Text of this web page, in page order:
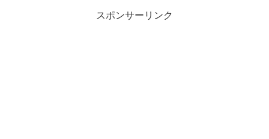
スポンサーリンク